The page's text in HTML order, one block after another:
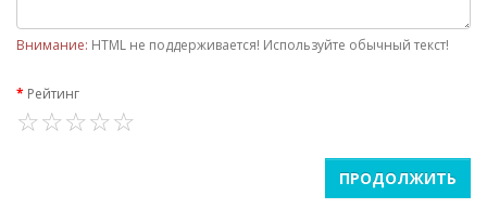
Внимание: HTML не поддерживается! Используйте обычный текст!
Рейтинг
ПРОДОЛЖИТЬ